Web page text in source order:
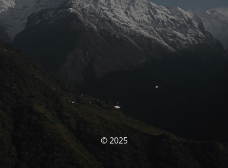
© 2025